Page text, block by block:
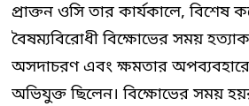
প্রাক্তন ওসি তার কার্যকালে, বিশেষ
বৈষম্যবিরোধী বিক্ষোভের সময়
অসদাচরণ এবং ক্ষমতার
অভিযুক্ত ছিলেন। বিক্ষোভের সময়